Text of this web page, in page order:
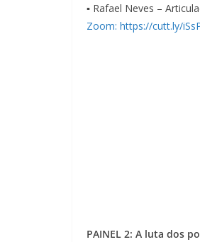
▪️ Rafael Neves –
Zoom: https://cutt.ly/
PAINEL 2: A luta dos